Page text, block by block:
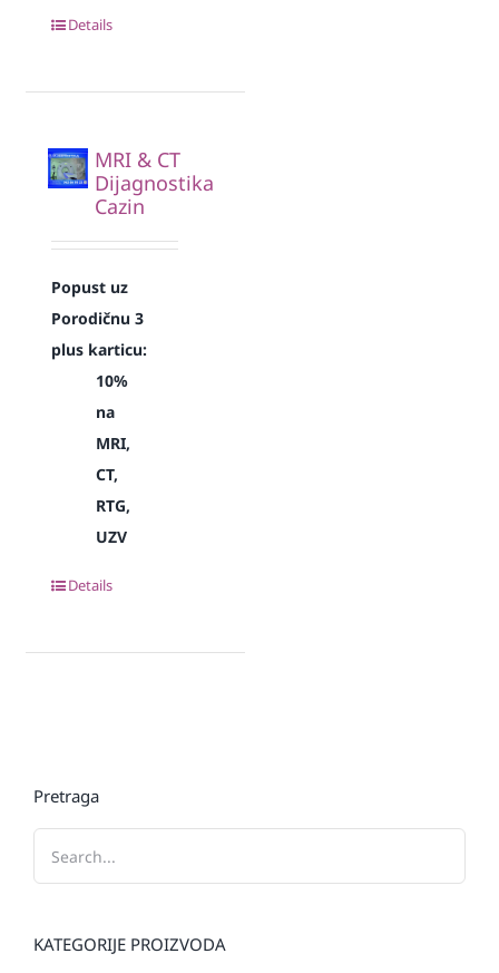
Details
MRI & CT
Dijagnostika
Cazin
Popust uz
Porodičnu 3
plus karticu:
10%
na
MRI,
CT,
RTG,
UZV
Details
Pretraga
KATEGORIJE PROIZVODA